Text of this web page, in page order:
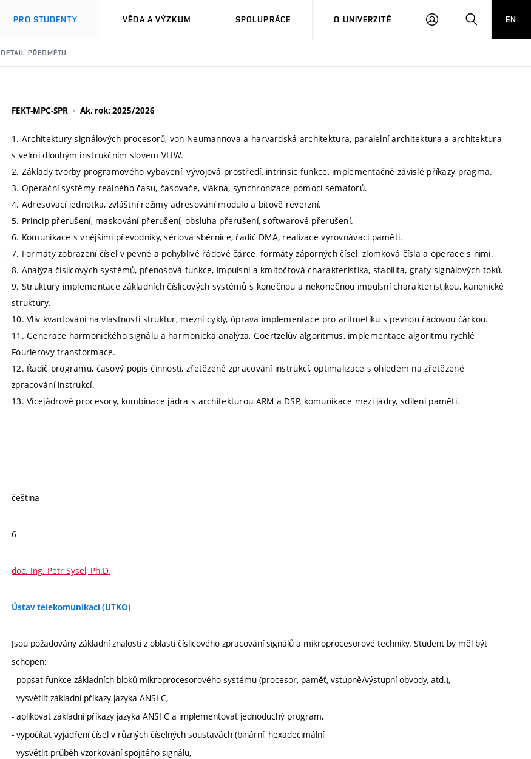
PRO STUDENTY VĚDA A VÝZKUM SPOLUPRÁCE O UNIVERZITĚ
PŘIHLÁSIT HLEDATEN
DETAIL PŘEDMĚTU
FEKT-MPC-SPR Ak. rok: 2025/2026
1. Architektury signálových procesorů, von Neumannova a harvardská architektura, paralelní architektura a architektura
s velmi dlouhým instrukčním slovem VLIW.
2. Základy tvorby programového vybavení, vývojová prostředí, intrinsic funkce, implementačně závislé příkazy pragma.
3. Operační systémy reálného času, časovače, vlákna, synchronizace pomocí semaforů.
4. Adresovací jednotka, zvláštní režimy adresování modulo a bitově reverzní.
5. Princip přerušení, maskování přerušení, obsluha přerušení, softwarové přerušení.
6. Komunikace s vnějšími převodníky, sériová sběrnice, řadič DMA, realizace vyrovnávací paměti.
7. Formáty zobrazení čísel v pevné a pohyblivé řádové čárce, formáty záporných čísel, zlomková čísla a operace s nimi.
8. Analýza číslicových systémů, přenosová funkce, impulsní a kmitočtová charakteristika, stabilita, grafy signálových toků.
9. Struktury implementace základních číslicových systémů s konečnou a nekonečnou impulsní charakteristikou, kanonické
struktury.
10. Vliv kvantování na vlastnosti struktur, mezní cykly, úprava implementace pro aritmetiku s pevnou řádovou čárkou.
11. Generace harmonického signálu a harmonická analýza, Goertzelův algoritmus, implementace algoritmu rychlé
Fourierovy transformace.
12. Řadič programu, časový popis činnosti, zřetězené zpracování instrukcí, optimalizace s ohledem na zřetězené
zpracování instrukcí.
13. Vícejádrové procesory, kombinace jádra s architekturou ARM a DSP, komunikace mezi jádry, sdílení paměti.
čeština
6
doc. Ing. Petr Sysel, Ph.D.
Ústav telekomunikací (UTKO)
Jsou požadovány základní znalosti z oblasti číslicového zpracování signálů a mikroprocesorové techniky. Student by měl být
schopen:
- popsat funkce základních bloků mikroprocesorového systému (procesor, paměť, vstupně/výstupní obvody, atd.),
- vysvětlit základní příkazy jazyka ANSI C,
- aplikovat základní příkazy jazyka ANSI C a implementovat jednoduchý program,
- vypočítat vyjádření čísel v různých číselných soustavách (binární, hexadecimální,
- vysvětlit průběh vzorkování spojitého signálu,